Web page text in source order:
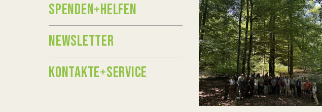
SPENDEN+HELFEN
NEWSLETTER
KONTAKTE+SERVICE